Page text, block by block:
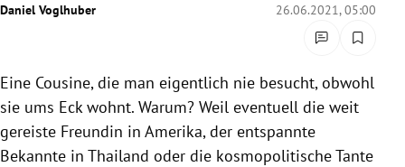
Untermenü
Untermenü
Daniel Voglhuber 26.06.2021, 05:00
Eine Cousine, die man eigentlich nie besucht, obwohl
sie ums Eck wohnt. Warum? Weil eventuell die weit
gereiste Freundin in Amerika, der entspannte
Bekannte in Thailand oder die kosmopolitische Tante